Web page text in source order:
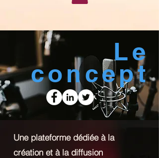
Le
concept
Une plateforme dédiée à la
création et à la diffusion